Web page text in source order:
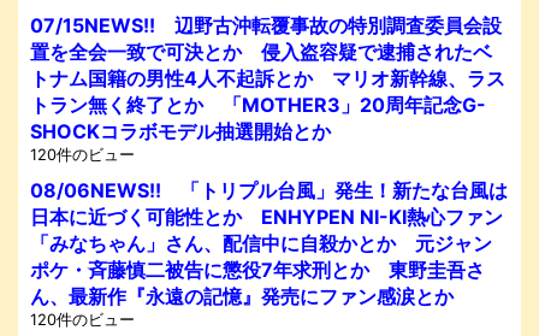
07/15NEWS!! 辺野古沖転覆事故の特別調査委員会設
置を全会一致で可決とか 侵入盗容疑で逮捕されたベ
トナム国籍の男性4人不起訴とか マリオ新幹線、ラス
トラン無く終了とか 「MOTHER3」20周年記念G-
SHOCKコラボモデル抽選開始とか
120件のビュー
08/06NEWS!! 「トリプル台風」発生！新たな台風は
日本に近づく可能性とか ENHYPEN NI-KI熱心ファン
「みなちゃん」さん、配信中に自殺かとか 元ジャン
ポケ・斉藤慎二被告に懲役7年求刑とか 東野圭吾さ
ん、最新作『永遠の記憶』発売にファン感涙とか
120件のビュー